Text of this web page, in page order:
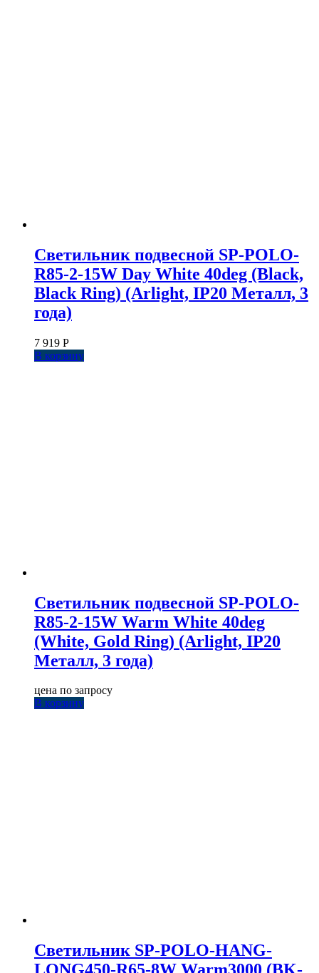
Светильник подвесной SP-POLO-
R85-2-15W Day White 40deg (Black,
Black Ring) (Arlight, IP20 Металл, 3
года)
7 919 Р
В корзину
Светильник подвесной SP-POLO-
R85-2-15W Warm White 40deg
(White, Gold Ring) (Arlight, IP20
Металл, 3 года)
цена по запросу
В корзину
Светильник SP-POLO-HANG-